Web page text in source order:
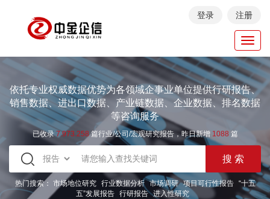
登录 注册
依托专业权威数据优势为各领域企事业单位提供行研报告、
销售数据、进出口数据、产业链数据、企业数据、排名数据
等咨询服务
已收录7.973.258篇行业/公司/宏观研究报告，昨日新增 1088 篇
热门搜索： 市场地位研究 行业数据分析 市场调研 项目可行性报告
“十五
五”发展报告 行研报告 进入性研究